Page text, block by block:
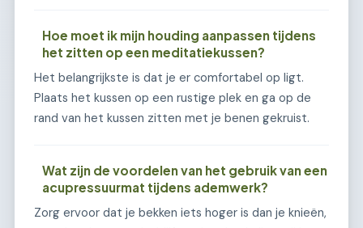
Hoe moet ik mijn houding aanpassen tijdens
het zitten op een meditatiekussen?
Het belangrijkste is dat je er comfortabel op ligt.
Plaats het kussen op een rustige plek en ga op de
rand van het kussen zitten met je benen gekruist.
Wat zijn de voordelen van het gebruik van een
acupressuurmat tijdens ademwerk?
Zorg ervoor dat je bekken iets hoger is dan je knieën,